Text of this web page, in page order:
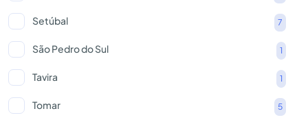
Setúbal 7
São Pedro do Sul 1
Tavira 1
Tomar 5